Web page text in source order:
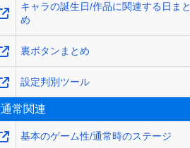
キャラの誕生日/作品に関連する日まと
め
裏ボタンまとめ
設定判別ツール
通常関連
基本のゲーム性/通常時のステージ